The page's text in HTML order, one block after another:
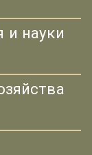
и науки